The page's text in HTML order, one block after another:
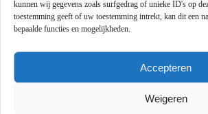
kunnen wij gegevens zoals surfgedrag of unieke ID's op
toestemming geeft of uw toestemming intrekt, kan dit een
bepaalde functies en mogelijkheden.
Accepteren
Weigeren
Contentontwikkelaar